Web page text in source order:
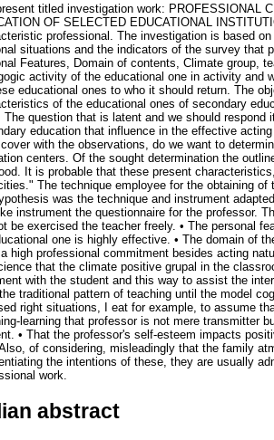
titled investigation work: PROFESSIONAL
OF SELECTED EDUCATIONAL
professional. The investigation is based
situations and the indicators of the survey that
Features, Domain of contents, Climate group,
activity of the educational one in activity and
educational ones to who it should return. The
of the educational ones of secondary
The question that is latent and we should
education that influence in the effective
with the observations, do we want to
centers. Of the sought determination the
It is probable that these present
The technique employee for the obtaining
was the technique and instrument
instrument the questionnaire for the professor.
be exercised the teacher freely. • The personal
one is highly effective. • The domain of
a high professional commitment besides acting
that the climate positive grupal in the
with the student and this way to assist the
traditional pattern of teaching until the model
right situations, I eat for example, to assume
learning that professor is not mere transmitter
• That the professor's self-esteem impacts
of considering, misleadingly that the family
the intentions of these, they are usually
work.
abstract